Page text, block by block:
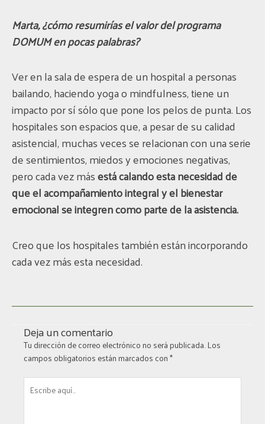
Marta, ¿cómo resumirías el valor del programa
DOMUM en pocas palabras?
Ver en la sala de espera de un hospital a personas
bailando, haciendo yoga o mindfulness, tiene un
impacto por sí sólo que pone los pelos de punta. Los
hospitales son espacios que, a pesar de su calidad
asistencial, muchas veces se relacionan con una serie
de sentimientos, miedos y emociones negativas,
pero cada vez másestá calando esta necesidad de
que el acompañamiento integral y el bienestar
emocional se integren como parte de la asistencia.
Creo que los hospitales también están incorporando
cada vez más esta necesidad.
Deja un comentario
Tu dirección de correo electrónico no será publicada.Los
campos obligatorios están marcados con*
Escribe
aquí...